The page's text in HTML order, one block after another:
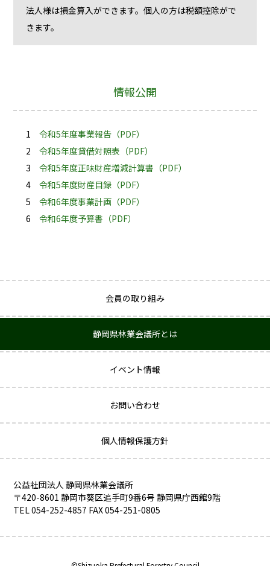
法人様は損金算入ができます。個人の方は税額控除がで
きます。
情報公開
1 令和5年度事業報告（PDF）
2 令和5年度貸借対照表（PDF）
3 令和5年度正味財産増減計算書（PDF）
4 令和5年度財産目録（PDF）
5 令和6年度事業計画（PDF）
6 令和6年度予算書（PDF）
会員の取り組み
静岡県林業会議所とは
イベント情報
お問い合わせ
個人情報保護方針
公益社団法人 静岡県林業会議所
〒420-8601 静岡市葵区追手町9番6号 静岡県庁西館9階
TEL054-252-4857 FAX 054-251-0805